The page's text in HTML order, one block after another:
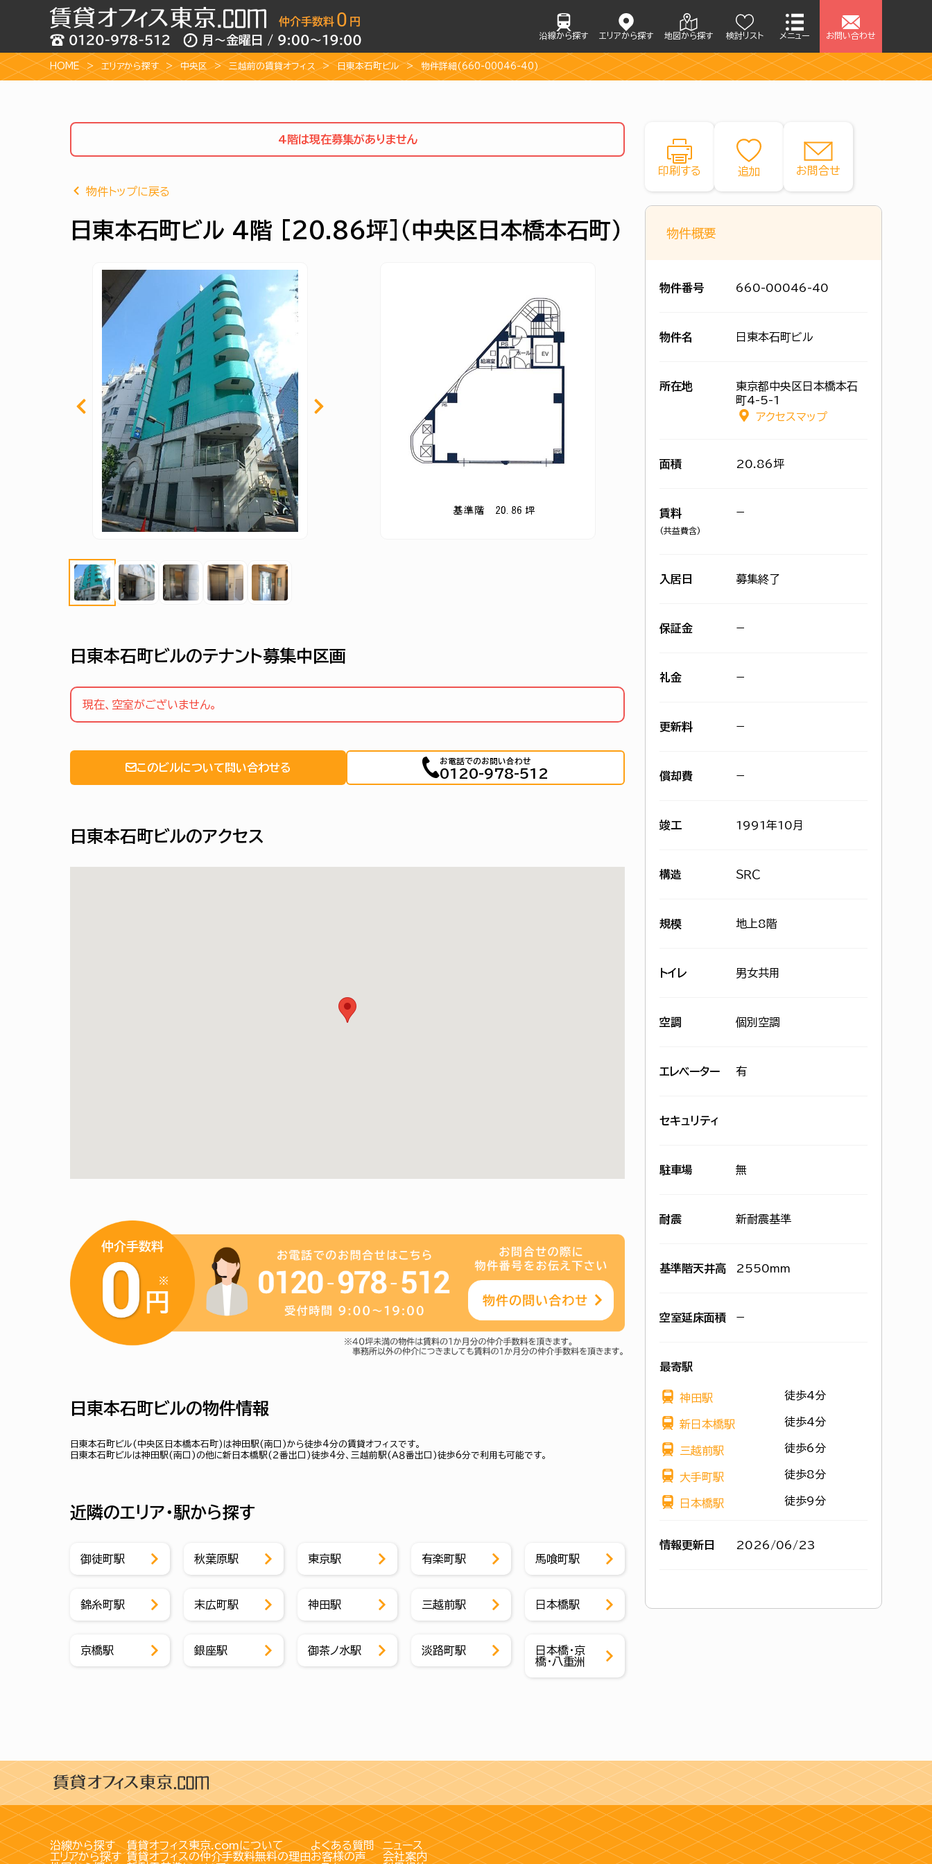
沿線から探す エリアから探す 地図から探す 検討リスト メニュー お問い合わせ
HOME エリアから探す 中央区 三越前の賃貸オフィス 日東本石町ビル 物件詳細(660-00046-40)
4階は現在募集がありません
物件トップに戻る
日東本石町ビル 4階 [20.86坪]（中央区日本橋本石町）
日東本石町ビルのテナント募集中区画
現在、空室がございません。
このビルについて問い合わせる
お電話でのお問い合わせ
0120-978-512
日東本石町ビルのアクセス
日東本石町ビルの物件情報
日東本石町ビル(中央区日本橋本石町)は神田駅(南口)から徒歩4分の賃貸オフィスです。
日東本石町ビルは神田駅(南口)の他に新日本橋駅(２番出口)徒歩4分、三越前駅(Ａ８番出口)徒歩6分で利用も可能です。
近隣のエリア・駅から探す
御徒町駅 秋葉原駅 東京駅 有楽町駅 馬喰町駅
錦糸町駅 末広町駅 神田駅 三越前駅 日本橋駅
京橋駅 銀座駅 御茶ノ水駅 淡路町駅
日本橋・京
橋・八重洲
印刷する お問合せ
物件概要
物件番号 660-00046-40
物件名 日東本石町ビル
所在地
東京都中央区日本橋本石
町4-5-1
アクセスマップ
面積 20.86坪
賃料
(共益費含)
−
入居日 募集終了
保証金 −
礼金 −
更新料 −
償却費 −
竣工 1991年10月
構造 ＳＲＣ
規模 地上8階
トイレ 男女共用
空調 個別空調
エレベーター 有
セキュリティ
駐車場 無
耐震 新耐震基準
基準階天井高 2550mm
空室延床面積 −
最寄駅
神田駅 徒歩4分
新日本橋駅 徒歩4分
三越前駅 徒歩6分
大手町駅 徒歩8分
日本橋駅 徒歩9分
情報更新日 2026/06/23
沿線から探す
エリアから探す
賃貸オフィス東京.comについて
賃貸オフィスの仲介手数料無料の理由
よくある質問
お客様の声
ニュース
会社案内